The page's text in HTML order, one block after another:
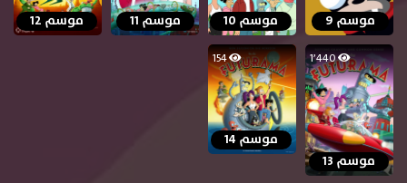
موسم 9 موسم 10 موسم 11 موسم 12
1٬440
موسم 13
154
موسم 14